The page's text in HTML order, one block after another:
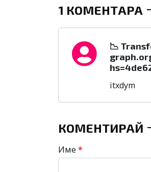
1 КОМЕНТАРА
📉
itxdym
КОМЕНТИРАЙ
Име*